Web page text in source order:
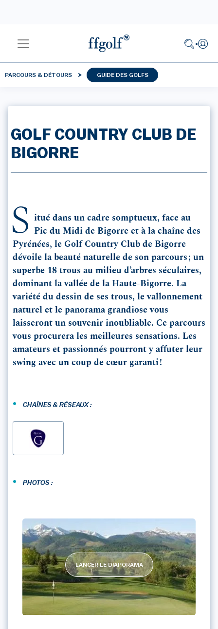
PARCOURS & DÉTOURS GUIDE DES GOLFS
GOLF COUNTRY CLUB DE
BIGORRE
S
itué dans un cadre somptueux, face au
Pic du Midi de Bigorre et à la chaîne des
Pyrénées, le Golf Country Club de Bigorre
dévoile la beauté naturelle de son parcours ; un
superbe 18 trous au milieu d’arbres séculaires,
dominant la vallée de la Haute-Bigorre. La
variété du dessin de ses trous, le vallonnement
naturel et le panorama grandiose vous
laisseront un souvenir inoubliable. Ce parcours
vous procurera les meilleures sensations. Les
amateurs et passionnés pourront y affuter leur
swing avec un coup de cœur garanti !
• CHAÎNES & RÉSEAUX :
• PHOTOS :
LANCER LE DIAPORAMA